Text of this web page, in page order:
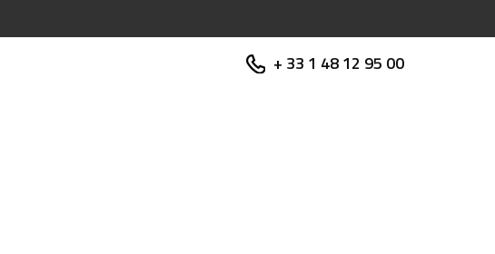
+ 33 1 48 12 95 00